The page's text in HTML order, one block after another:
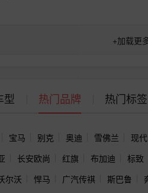
+加载更
型 热门品牌 热门标签
宝马 别克 奥迪 雪佛兰
现代
长安欧尚 红旗 布加迪
标致
尔沃 悍马 广汽传祺 斯巴鲁